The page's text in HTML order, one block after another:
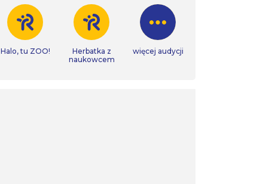
Halo, tu ZOO!
Herbatka z
naukowcem
więcej audycji